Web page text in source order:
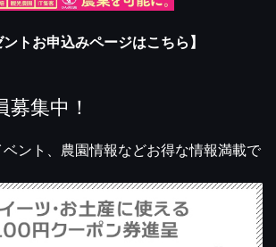
ントお申込みページはこちら】
募集中！
ント、農園情報などお得な情報満載で